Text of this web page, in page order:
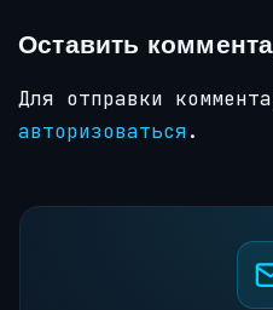
Оставить
Для отправки
авторизоваться.